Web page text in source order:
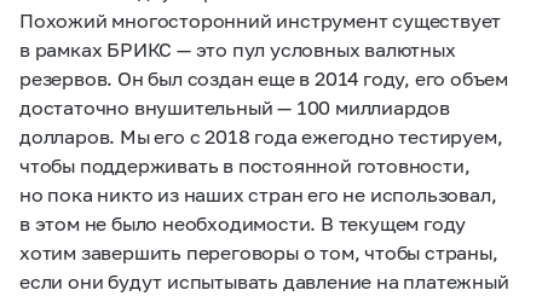
Похожий многосторонний инструмент существует
в рамках БРИКС — это пул условных валютных
резервов. Он был создан еще в 2014 году, его объем
достаточно внушительный — 100 миллиардов
долларов. Мы его с 2018 года ежегодно тестируем,
чтобы поддерживать в постоянной готовности,
но пока никто из наших стран его не использовал,
в этом не было необходимости. В текущем году
хотим завершить переговоры о том, чтобы страны,
если они будут испытывать давление на платежный